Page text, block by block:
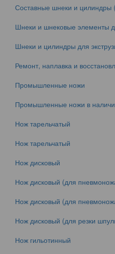
Составные шнеки и цилиндры
Шнеки и шнековые элементы
Шнеки и цилиндры для
Ремонт, наплавка и
Промышленные ножи
Промышленные ножи в
Нож тарельчатый
Нож тарельчатый
Нож дисковый
Нож дисковый (для
Нож дисковый (для
Нож дисковый (для резки
Нож гильотинный